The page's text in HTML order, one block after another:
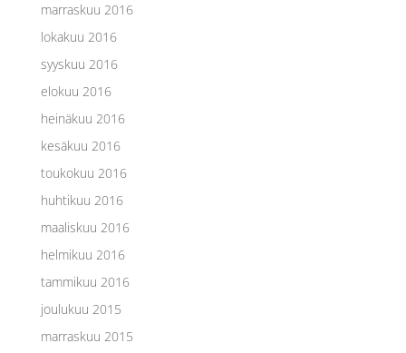
marraskuu 2016
lokakuu 2016
syyskuu 2016
elokuu 2016
heinäkuu 2016
kesäkuu 2016
toukokuu 2016
huhtikuu 2016
maaliskuu 2016
helmikuu 2016
tammikuu 2016
joulukuu 2015
marraskuu 2015